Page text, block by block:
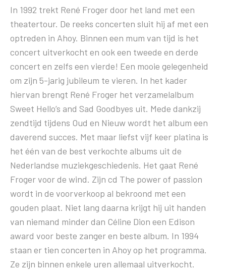
In 1992 trekt René Froger door het land met een
theatertour. De reeks concerten sluit hij af met een
optreden in Ahoy. Binnen een mum van tijd is het
concert uitverkocht en ook een tweede en derde
concert en zelfs een vierde! Een mooie gelegenheid
om zijn 5-jarig jubileum te vieren. In het kader
hiervan brengt René Froger het verzamelalbum
Sweet Hello’s and Sad Goodbyes uit. Mede dankzij
zendtijd tijdens Oud en Nieuw wordt het album een
daverend succes. Met maar liefst vijf keer platina is
het één van de best verkochte albums uit de
Nederlandse muziekgeschiedenis. Het gaat René
Froger voor de wind. Zijn cd The power of passion
wordt in de voorverkoop al bekroond met een
gouden plaat. Niet lang daarna krijgt hij uit handen
van niemand minder dan Céline Dion een Edison
award voor beste zanger en beste album. In 1994
staan er tien concerten in Ahoy op het programma.
Ze zijn binnen enkele uren allemaal uitverkocht.